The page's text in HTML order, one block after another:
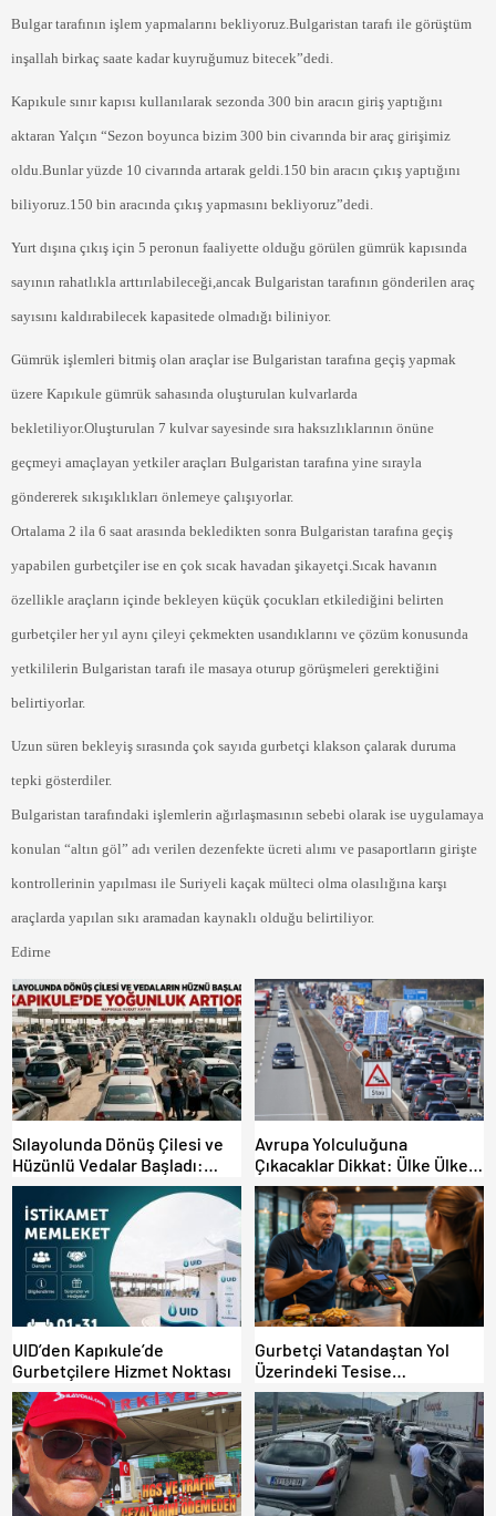
Bulgar tarafının işlem yapmalarını bekliyoruz.Bulgaristan tarafı ile görüştüm
inşallah birkaç saate kadar kuyruğumuz bitecek”dedi.
Kapıkule sınır kapısı kullanılarak sezonda 300 bin aracın giriş yaptığını
aktaran Yalçın “Sezon boyunca bizim 300 bin civarında bir araç girişimiz
oldu.Bunlar yüzde 10 civarında artarak geldi.150 bin aracın çıkış yaptığını
biliyoruz.150 bin aracında çıkış yapmasını bekliyoruz”dedi.
Yurt dışına çıkış için 5 peronun faaliyette olduğu görülen gümrük kapısında
sayının rahatlıkla arttırılabileceği,ancak Bulgaristan tarafının gönderilen araç
sayısını kaldırabilecek kapasitede olmadığı biliniyor.
Gümrük işlemleri bitmiş olan araçlar ise Bulgaristan tarafına geçiş yapmak
üzere Kapıkule gümrük sahasında oluşturulan kulvarlarda
bekletiliyor.Oluşturulan 7 kulvar sayesinde sıra haksızlıklarının önüne
geçmeyi amaçlayan yetkiler araçları Bulgaristan tarafına yine sırayla
göndererek sıkışıklıkları önlemeye çalışıyorlar.
Ortalama 2 ila 6 saat arasında bekledikten sonra Bulgaristan tarafına geçiş
yapabilen gurbetçiler ise en çok sıcak havadan şikayetçi.Sıcak havanın
özellikle araçların içinde bekleyen küçük çocukları etkilediğini belirten
gurbetçiler her yıl aynı çileyi çekmekten usandıklarını ve çözüm konusunda
yetkililerin Bulgaristan tarafı ile masaya oturup görüşmeleri gerektiğini
belirtiyorlar.
Uzun süren bekleyiş sırasında çok sayıda gurbetçi klakson çalarak duruma
tepki gösterdiler.
Bulgaristan tarafındaki işlemlerin ağırlaşmasının sebebi olarak ise uygulamaya
konulan “altın göl” adı verilen dezenfekte ücreti alımı ve pasaportların girişte
kontrollerinin yapılması ile Suriyeli kaçak mülteci olma olasılığına karşı
araçlarda yapılan sıkı aramadan kaynaklı olduğu belirtiliyor.
Edirne
Sılayolunda Dönüş Çilesi ve
Hüzünlü Vedalar Başladı:
Kapıkule’de Yoğunluk Artıyor!
Avrupa Yolculuğuna
Çıkacaklar Dikkat: Ülke Ülke
Güncel Trafik Kuralları,
Avrupa Otoyol Hız Limitleri
UID’den Kapıkule’de
Gurbetçilere Hizmet Noktası
Gurbetçi Vatandaştan Yol
Üzerindeki Tesise
Dolandırıcılık İddiası:
“Hesabınızı Mutlaka Kontrol
Edin”